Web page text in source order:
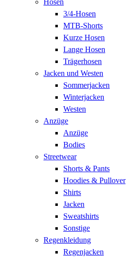
3/4-Hosen
MTB-Shorts
Kurze Hosen
Lange Hosen
Trägerhosen
Jacken und Westen
Sommerjacken
Winterjacken
Westen
Anzüge
Anzüge
Bodies
Streetwear
Shorts & Pants
Hoodies & Pullover
Shirts
Jacken
Sweatshirts
Sonstige
Regenkleidung
Regenjacken